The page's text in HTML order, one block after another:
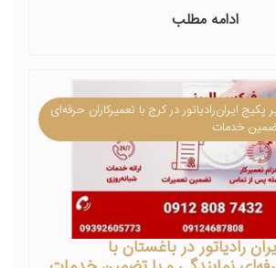
ادامه مطلب
ایران‌رادیاتور در کرج با تعمیرکاران حرفه‌ای
خدمات
رادیاتور در باغستان با